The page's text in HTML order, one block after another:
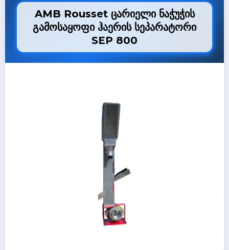
AMB Rousset ცარიელი ნაჭუჭის
გამოსაყოფი ჰაერის სეპარატორი
SEP 800